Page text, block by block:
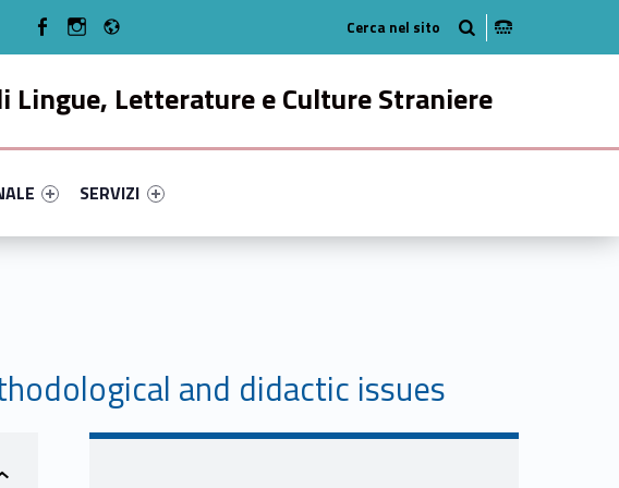
Lingue, Letterature e Culture Straniere
44menu-primary-84767-49
Link identifier #link-menu-primary-78448-58
SERVIZI
WebMan on FacebookWebMan on Instagram
and didactic issues